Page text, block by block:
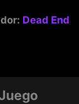
Dead End